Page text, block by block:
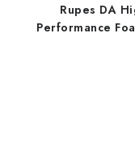
Rupes DA
Performance